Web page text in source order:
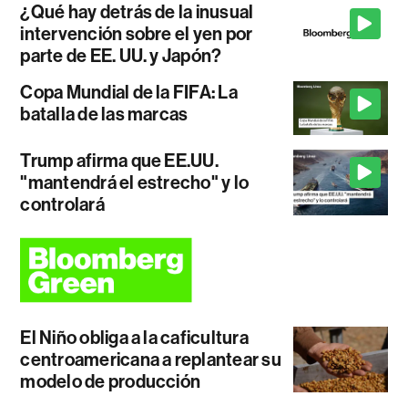
¿Qué hay detrás de la inusual
intervención sobre el yen por
parte de EE. UU. y Japón?
Copa Mundial de la FIFA: La
batalla de las marcas
Trump afirma que EE.UU.
"mantendrá el estrecho" y lo
controlará
El Niño obliga a la caficultura
centroamericana a replantear su
modelo de producción